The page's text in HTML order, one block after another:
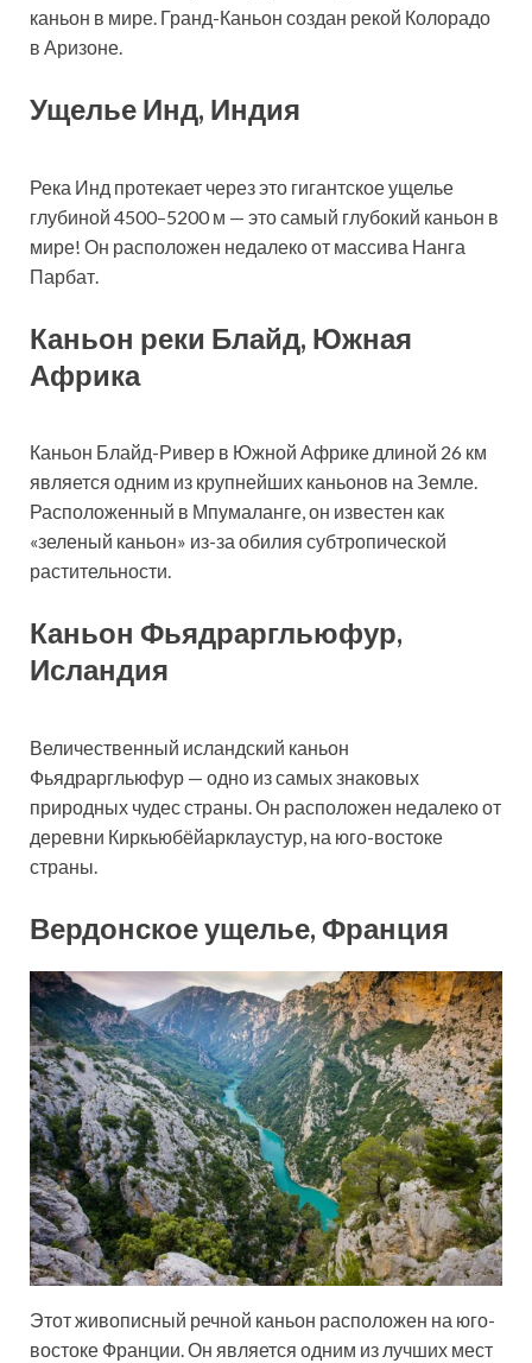
каньон в мире. Гранд-Каньон создан рекой Колорадо
в Аризоне.
Ущелье Инд, Индия
Река Инд протекает через это гигантское ущелье
глубиной 4500–5200 м — это самый глубокий каньон в
мире! Он расположен недалеко от массива Нанга
Парбат.
Каньон реки Блайд, Южная
Африка
Каньон Блайд-Ривер в Южной Африке длиной 26 км
является одним из крупнейших каньонов на Земле.
Расположенный в Мпумаланге, он известен как
«зеленый каньон» из-за обилия субтропической
растительности.
Каньон Фьядраргльюфур,
Исландия
Величественный исландский каньон
Фьядраргльюфур — одно из самых знаковых
природных чудес страны. Он расположен недалеко от
деревни Киркьюбёйарклаустур, на юго-востоке
страны.
Вердонское ущелье, Франция
Этот живописный речной каньон расположен на юго-
востоке Франции. Он является одним из лучших мест